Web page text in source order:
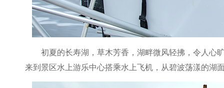
初夏的长寿湖，草木芳香，湖畔微风轻拂，令人心
来到景区水上游乐中心搭乘水上飞机，从碧波荡漾的湖